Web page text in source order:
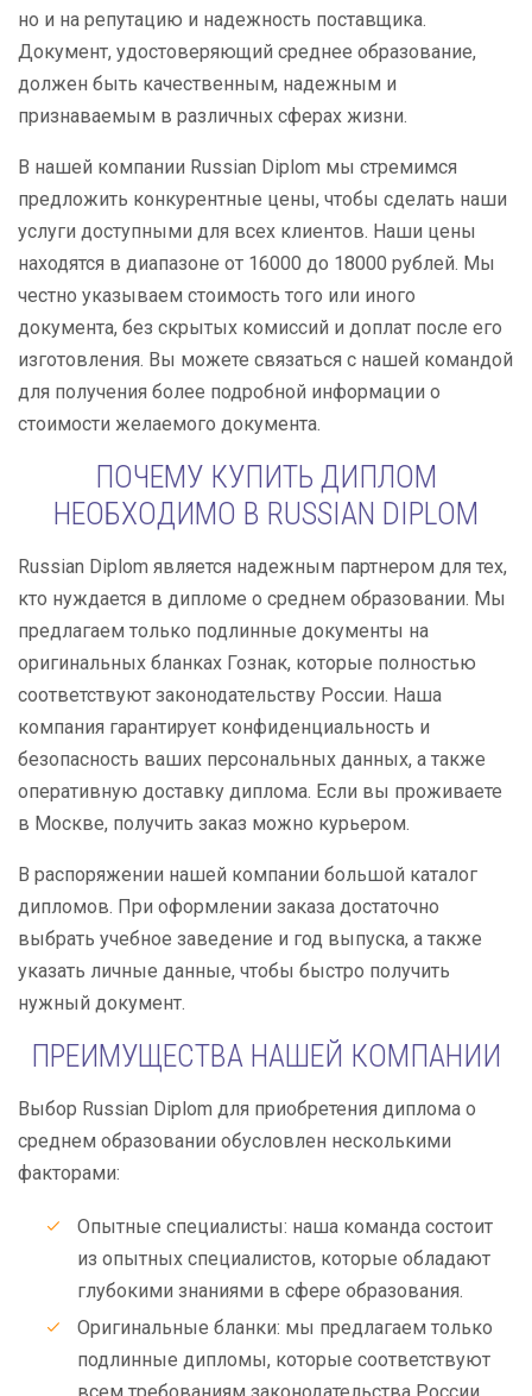
но и на репутацию и надежность поставщика.
Документ, удостоверяющий среднее образование,
должен быть качественным, надежным и
признаваемым в различных сферах жизни.
В нашей компании Russian Diplom мы стремимся
предложить конкурентные цены, чтобы сделать наши
услуги доступными для всех клиентов. Наши цены
находятся в диапазоне от 16000 до 18000 рублей. Мы
честно указываем стоимость того или иного
документа, без скрытых комиссий и доплат после его
изготовления. Вы можете связаться с нашей командой
для получения более подробной информации о
стоимости желаемого документа.
ПОЧЕМУ КУПИТЬ ДИПЛОМ
НЕОБХОДИМО В RUSSIAN DIPLOM
Russian Diplom является надежным партнером для тех,
кто нуждается в дипломе о среднем образовании. Мы
предлагаем только подлинные документы на
оригинальных бланках Гознак, которые полностью
соответствуют законодательству России. Наша
компания гарантирует конфиденциальность и
безопасность ваших персональных данных, а также
оперативную доставку диплома. Если вы проживаете
в Москве, получить заказ можно курьером.
В распоряжении нашей компании большой каталог
дипломов. При оформлении заказа достаточно
выбрать учебное заведение и год выпуска, а также
указать личные данные, чтобы быстро получить
нужный документ.
ПРЕИМУЩЕСТВА НАШЕЙ КОМПАНИИ
Выбор Russian Diplom для приобретения диплома о
среднем образовании обусловлен несколькими
факторами:
Опытные специалисты: наша команда состоит
из опытных специалистов, которые обладают
глубокими знаниями в сфере образования.
Оригинальные бланки: мы предлагаем только
подлинные дипломы, которые соответствуют